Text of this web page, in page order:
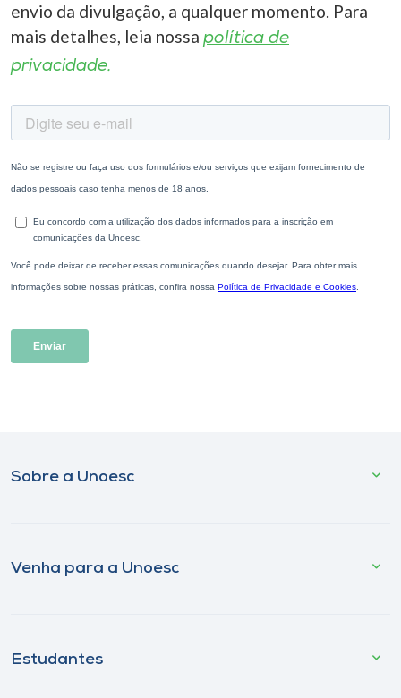
envio da divulgação, a qualquer momento. Para
mais detalhes, leia nossa política de
privacidade.
Sobre a Unoesc
Venha para a Unoesc
Estudantes